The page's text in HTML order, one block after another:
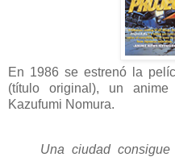
En 1986 se estrenó la
(título original), un
Kazufumi Nomura.
Una ciudad